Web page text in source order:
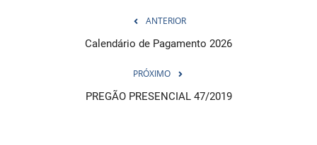
ANTERIOR
Calendário de Pagamento 2026
PRÓXIMO
PREGÃO PRESENCIAL 47/2019